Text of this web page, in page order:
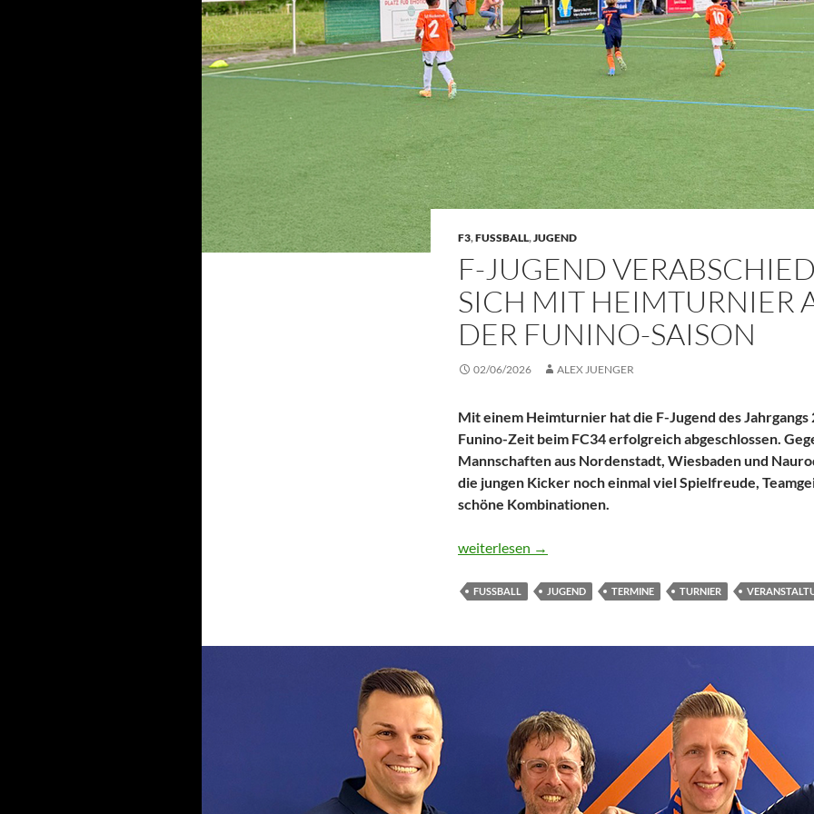
F3,FUSSBALL,JUGEND
F-JUGEND
SICH MIT HEIMTURNIER
DER FUNINO-SAISON
02/06/2026 ALEX JUENGER
Mit einem Heimturnier hat die F-Jugend des Jahrgangs
Funino-Zeit beim FC34 erfolgreich abgeschlossen.
Mannschaften aus Nordenstadt, Wiesbaden und
die jungen Kicker noch einmal viel Spielfreude,
schöne Kombinationen.
F-Jugend verabschiedet sich mit Heimturnier aus der
weiterlesen →
FUSSBALL JUGEND TERMINE TURNIER